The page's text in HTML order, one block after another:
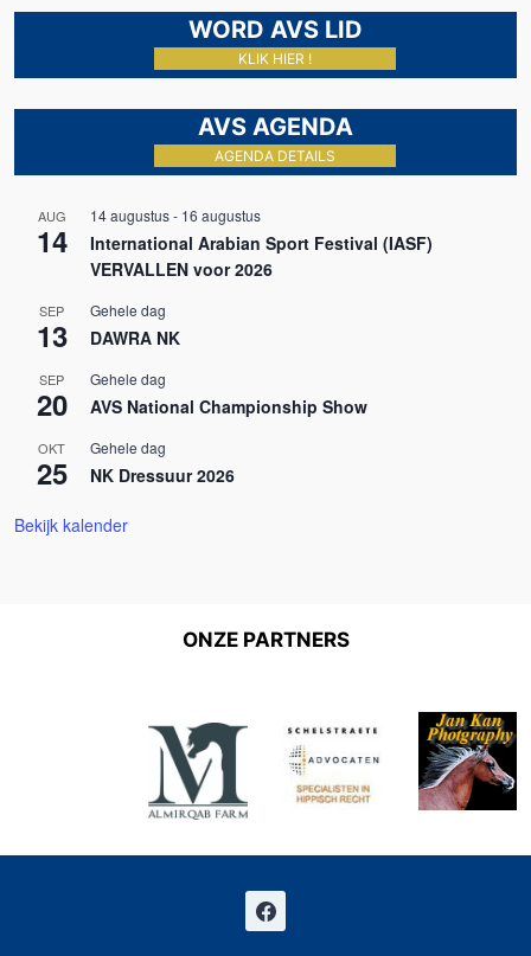
WORD AVS LID
KLIK HIER !
AVS AGENDA
AGENDA DETAILS
AUG
14
14 augustus- 16 augustus
International Arabian Sport Festival (IASF)
VERVALLEN voor 2026
SEP
13
Gehele dag
DAWRA NK
SEP
20
Gehele dag
AVS National Championship Show
OKT
25
Gehele dag
NK Dressuur 2026
Bekijk kalender
ONZE PARTNERS